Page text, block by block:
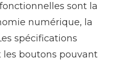
sont la
numérique, la
spécifications
boutons pouvant